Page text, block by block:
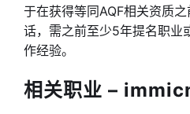
于在获得等同AQF相关资质
话，需之前至少5年提名职业
作经验。
相关职业 –